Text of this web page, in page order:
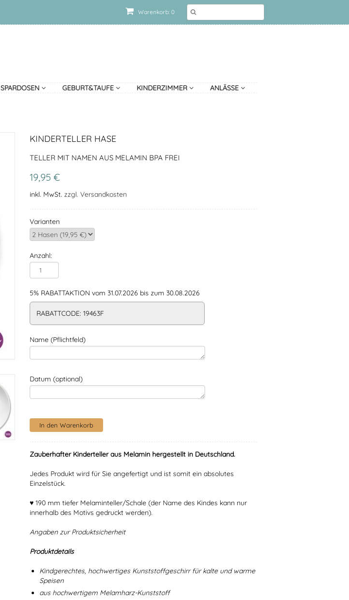
Warenkorb: 0
SPARDOSEN GEBURT&TAUFE KINDERZIMMER ANLÄSSE
KINDERTELLER HASE
TELLER MIT NAMEN AUS MELAMIN BPA FREI
19,95 €
inkl. MwSt. zzgl. Versandkosten
Varianten
Anzahl:
5% RABATTAKTION vom 31.07.2026 bis zum 30.08.2026
RABATTCODE: 19463F
Name (Pflichtfeld)
Datum (optional)
Zauberhafter Kinderteller aus Melamin hergestellt in Deutschland.
Jedes Produkt wird für Sie angefertigt und ist somit ein absolutes
Einzelstück.
♥ 190 mm tiefer Melaminteller/Schale (der Name des Kindes kann nur
innerhalb des Motivs gedruckt werden).
Angaben zur Produktsicherheit
Produktdetails
Kindgerechtes, hochwertiges Kunststoffgeschirr für kalte und warme
Speisen
aus hochwertigem Melamharz-Kunststoff